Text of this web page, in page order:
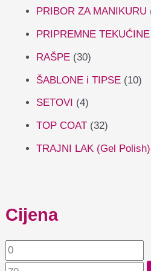
PRIBOR ZA MANIKURU
PRIPREMNE TEKUĆINE
RAŠPE (30)
ŠABLONE i TIPSE (10)
SETOVI (4)
TOP COAT (32)
TRAJNI LAK (Gel Polish)
Cijena